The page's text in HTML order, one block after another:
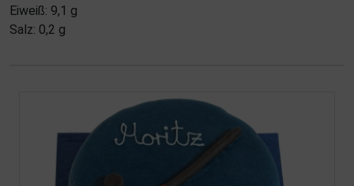
Eiweiß: 9,1 g
Salz: 0,2 g